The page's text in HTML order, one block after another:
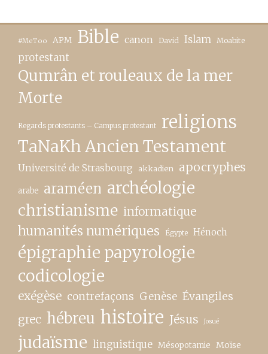
#MeToo APM Bible canon David Islam Moabite
protestant
Qumrân et rouleaux de la mer
Morte
Regards protestants – Campus protestant religions
TaNaKh Ancien Testament
Université de Strasbourg akkadien apocryphes
arabe araméen archéologie
christianisme informatique
humanités numériques Égypte Hénoch
épigraphie papyrologie
codicologie
exégèse contrefaçons Genèse Évangiles
grec hébreu histoire Jésus Josué
judaïsme linguistique Mésopotamie Moïse